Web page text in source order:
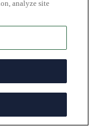
analyze site